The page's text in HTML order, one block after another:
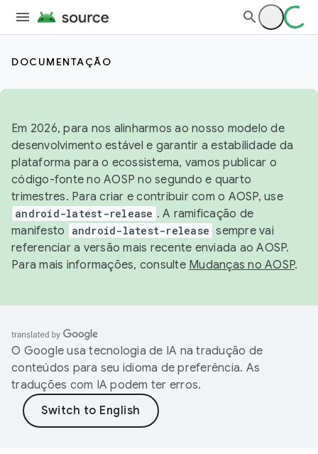
DOCUMENTAÇÃO
Em 2026, para nos alinharmos ao nosso modelo de
desenvolvimento estável e garantir a estabilidade da
plataforma para o ecossistema, vamos publicar o
código-fonte no AOSP no segundo e quarto
trimestres. Para criar e contribuir com o AOSP, use
android-latest-release . A ramificação de
manifesto
android-latest-release sempre vai
referenciar a versão mais recente enviada ao AOSP.
Para mais informações, consulte Mudanças no AOSP.
O Google usa tecnologia de IA na tradução de
conteúdos para seu idioma de preferência. As
traduções com IA podem ter erros.